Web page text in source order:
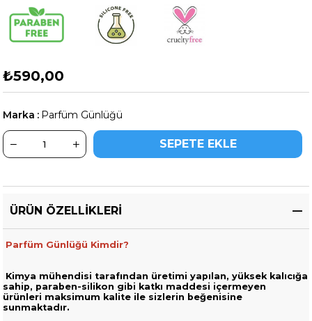
₺590,00
Marka : Parfüm Günlüğü
ÜRÜN ÖZELLIKLERI
Parfüm Günlüğü Kimdir?
Kimya mühendisi tarafından üretimi yapılan, yüksek kalıcığa
sahip, paraben-silikon gibi katkı maddesi içermeyen
ürünleri maksimum kalite ile sizlerin beğenisine
sunmaktadır.